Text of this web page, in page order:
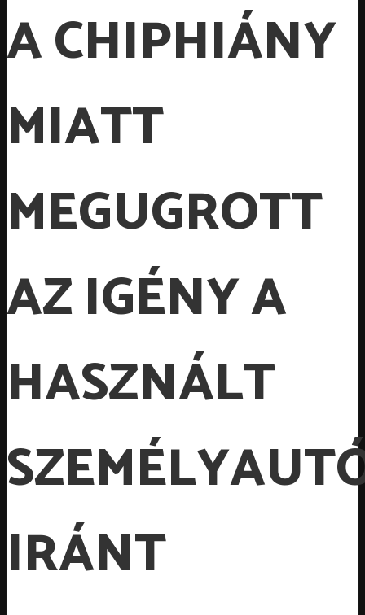
A CHIPHIÁNY
MIATT
MEGUGROTT
AZ IGÉNY A
HASZNÁLT
IRÁNT